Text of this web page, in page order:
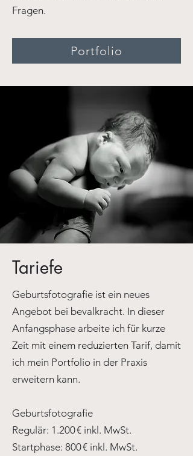
Fragen.
Portfolio
Tariefe
Geburtsfotografie ist ein neues
Angebot bei bevalkracht. In dieser
Anfangsphase arbeite ich für kurze
Zeit mit einem reduzierten Tarif, damit
ich mein Portfolio in der Praxis
erweitern kann.
Geburtsfotografie
Regulär: 1.200 € inkl. MwSt.
Startphase: 800 € inkl. MwSt.